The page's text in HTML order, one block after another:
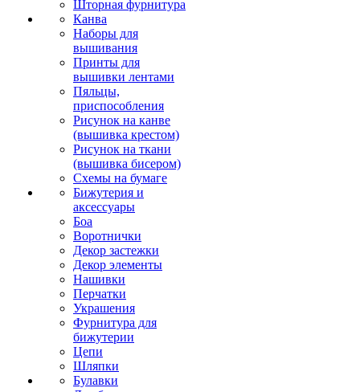
Шторная фурнитура
Канва
Наборы для
вышивания
Принты для
вышивки лентами
Пяльцы,
приспособления
Рисунок на канве
(вышивка крестом)
Рисунок на ткани
(вышивка бисером)
Схемы на бумаге
Бижутерия и
аксессуары
Боа
Воротнички
Декор застежки
Декор элементы
Нашивки
Перчатки
Украшения
Фурнитура для
бижутерии
Цепи
Шляпки
Булавки